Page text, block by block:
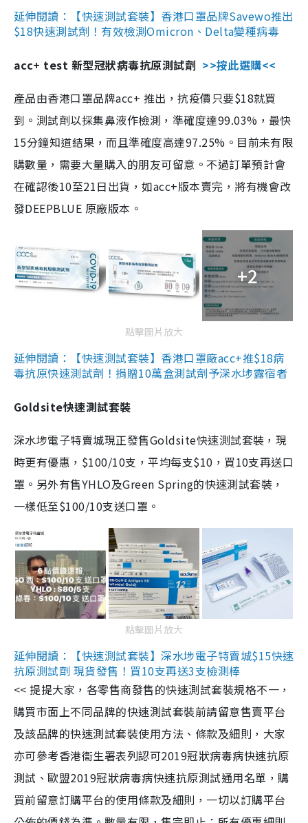
延伸閱讀：【快速測試套裝】香港口罩品牌Savewo推出
$18快速測試劑！有效檢測Omicron、Delta變種病毒
acc+ test 新型冠狀病毒抗原測試劑 >>按此選購<<
產品由香港口罩品牌acc+ 推出，抗疫價只要$18就買
到。測試劑以採集鼻液作檢測，準確度達99.03%，最快
15分鐘知道結果，而且準確度高達97.25%。目前未有限
購數量，需要大量購入的朋友可留意。不過訂單預計會
在確認後10至21日出貨，如acc+版本賣完，將有機會改
發DEEPBLUE 原廠版本。
+2
點擊圖片放大
延伸閱讀：【快速測試套裝】香港口罩廠acc+推$18病
毒抗原快速測試劑！捐贈10萬盒測試劑予深水埗露宿者
Goldsite快速測試套裝
深水埗電子特賣城現正發售Goldsite快速測試套裝，現
時更有優惠，$100/10支，平均每支$10，買10支再送口
罩。另外有售YHLO及Green Spring的快速測試套裝，
一樣低至$100/10支送口罩。
點擊圖片放大
延伸閱讀：【快速測試套裝】深水埗電子特賣城$15快速
抗原測試劑 現貨發售！買10支再送3支檢測棒
<< 提提大家，各零售商發售的快速測試套裝規格不一，
購買市面上不同品牌的快速測試套裝前請留意售賣平台
及該品牌的快速測試套裝使用方法、條款及細則，大家
亦可參考香港衞生署表列認可2019冠狀病毒病快速抗原
測試、歐盟2019冠狀病毒病快速抗原測試通用名單，購
買前留意訂購平台的使用條款及細則，一切以訂購平台